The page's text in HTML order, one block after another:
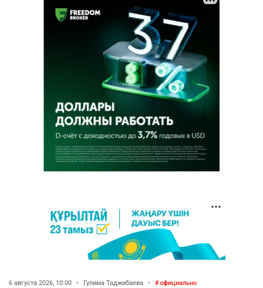
6 августа 2026, 10:00 • Гулима Таджибаева • официально